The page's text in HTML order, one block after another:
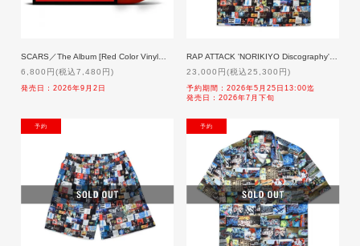
SCARS／The Album [Red Color Vinyl仕様]【限定盤】2LP「予約」9/2発売
6,800円(税込7,480円)
発売日：2026年9月2日
RAP ATTACK 'NORIKIYO Discography' Half Sleeve Shirt 「予約」7月下旬発売
23,000円(税込25,300円)
予約期間：2026年5月25日13:00迄
発売日：2026年7月下旬
NEW NEW